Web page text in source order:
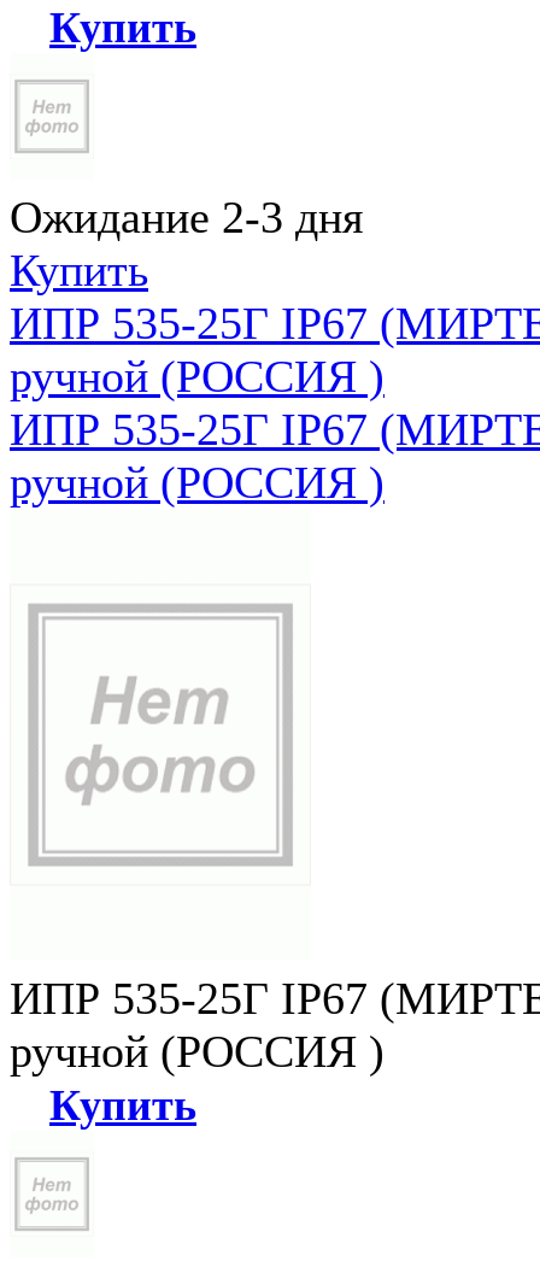
Купить
Ожидание 2-3 дня
Купить
ИПР 535-25Г IP67
ручной (РОССИЯ )
ИПР 535-25Г IP67
ручной (РОССИЯ )
ИПР 535-25Г IP67
ручной (РОССИЯ )
Купить